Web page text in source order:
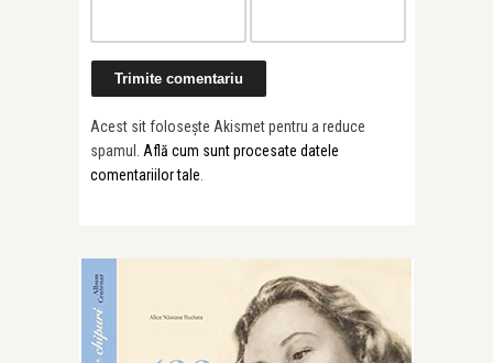
Acest sit folosește Akismet pentru a reduce
spamul. Află cum sunt procesate datele
comentariilor tale